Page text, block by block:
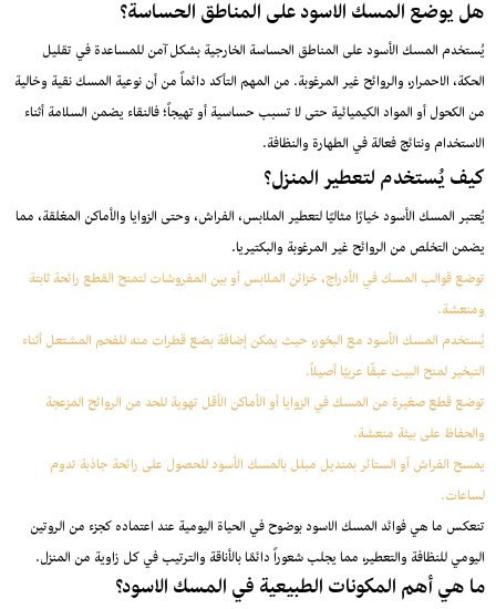
هل يوضع المسك الاسود على المناطق الحساسة؟
يُستخدم المسك الأسود على المناطق الحساسة الخارجية بشكل آمن للمساعدة في تقليل
الحكة، الاحمرار، والروائح غير المرغوبة. من المهم التأكد دائماً من أن نوعية المسك نقية وخالية
من الكحول أو المواد الكيميائية حتى لا تسبب حساسية أو تهيجاً؛ فالنقاء يضمن السلامة أثناء
الاستخدام ونتائج فعالة في الطهارة والنظافة.
كيف يُستخدم لتعطير المنزل؟
يُعتبر المسك الأسود خيارًا مثاليًا لتعطير الملابس، الفراش، وحتى الزوايا والأماكن المغلقة، مما
يضمن التخلص من الروائح غير المرغوبة والبكتيريا.
توضع قوالب المسك في الأدراج، خزائن الملابس أو بين المفروشات لتمنح القطع رائحة ثابتة
ومنعشة.
يُستخدم المسك الأسود مع البخور، حيث يمكن إضافة بضع قطرات منه للفحم المشتعل أثناء
التبخير لمنح البيت عبقًا عربيًا أصيلاً.
توضع قطع صغيرة من المسك في الزوايا أو الأماكن الأقل تهوية للحد من الروائح المزعجة
والحفاظ على بيئة منعشة.
يمسح الفراش أو الستائر بمنديل مبلل بالمسك الأسود للحصول على رائحة جاذبة تدوم
لساعات.
تنعكس ما هي فوائد المسك الاسود بوضوح في الحياة اليومية عند اعتماده كجزء من الروتين
اليومي للنظافة والتعطير، مما يجلب شعوراً دائمًا بالأناقة والترتيب في كل زاوية من المنزل.
ما هي أهم المكونات الطبيعية في المسك الاسود؟